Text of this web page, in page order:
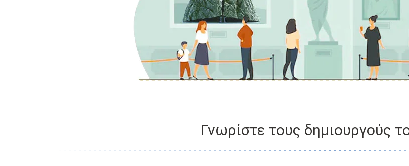
Γνωρίστε τους δημιουργούς